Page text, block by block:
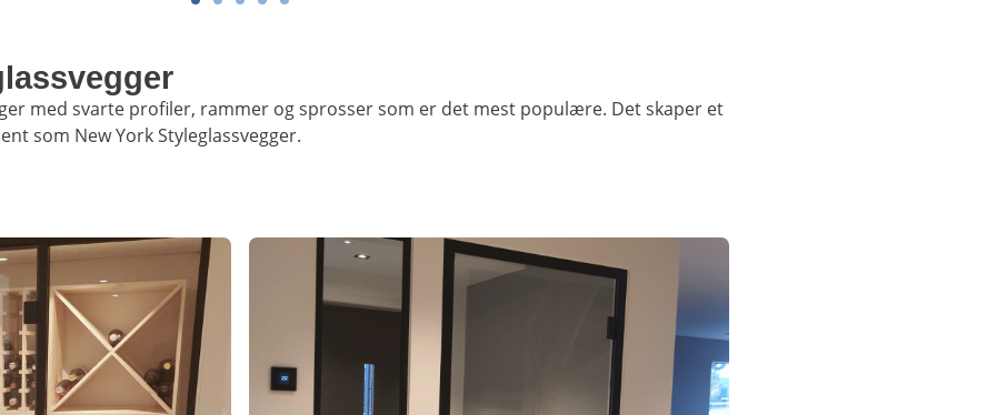
med svarte profiler, rammer og sprosser som er det mest populære. Det skaper et
som New York Styleglassvegger.